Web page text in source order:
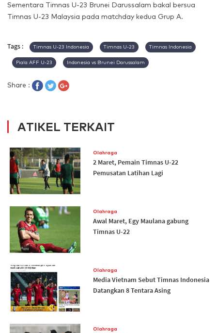
Sementara Timnas U-23 Brunei Darussalam bakal bersua
Timnas U-23 Malaysia pada matchday kedua Grup A.
Tags : Timnas U-23 Indonesia Timnas U-23 Timnas Indonesia
Piala AFF U-23 Indonesia vs Brunei Darussalam
Share :
ATIKEL TERKAIT
Olahraga
2 Maret, Pemain Timnas U-22
Pemusatan Latihan Lagi
Olahraga
Awal Maret, Egy Maulana gabung
Timnas U-22
Olahraga
Media Vietnam Sebut Timnas Indonesia
Datangkan 8 Tentara Asing
Olahraga